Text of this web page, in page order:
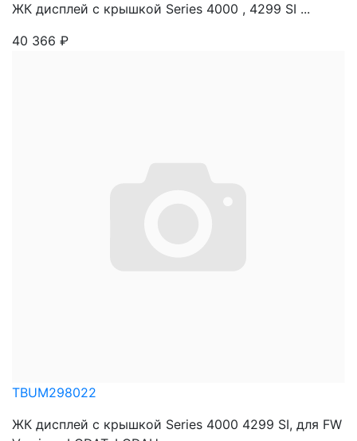
ЖК дисплей с крышкой Series 4000 , 4299 SI ...
40 366 ₽
TBUM298022
ЖК дисплей с крышкой Series 4000 4299 SI, для FW